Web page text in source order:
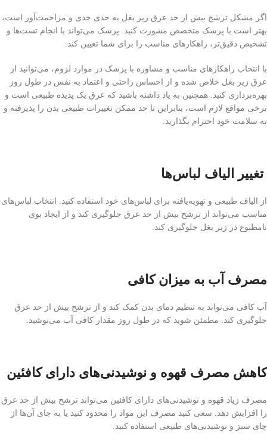
اگر مشکل ترشح بیش از حد عرق زیر بغل به حدی جدی و مزاحمت‌آور است،
بهتر است با پزشک متخصص مشورت کنید. پزشک می‌تواند با انجام تست‌ها و
تشخیص دقیق‌تر، راهکارهای مناسب را برای شما تعیین کند.
با انتخاب راهکارهای مناسب و مشاوره با پزشک در موارد لزوم، می‌توانید از
عرق زیر بغل خلاص شده و از احساس راحتی و اعتماد به نفس در طول روز
بهره‌برداری کنید. همچنین به یاد داشته باشید که عرق یک پدیده طبیعی است و
برخی مواقع لازم است، بنابراین تا حد ممکن تغییرات طبیعی بدن را پذیرفته و
به سلامت خود احترام بگذارید.
تغییر الیاف لباس‌ها
از الیاف طبیعی و تهویه‌یافته برای لباس‌های خود استفاده کنید. انتخاب لباس‌های
مناسب می‌تواند از ترشح بیش از حد عرق جلوگیری کند و از ایجاد بوی
نامطبوع در زیر بغل جلوگیری کند.
مصرف آب به میزان کافی
آب کافی می‌تواند به تنظیم دمای بدن کمک کند و از ترشح بیش از حد عرق
جلوگیری کند. مطمئن شوید که در طول روز مقدار کافی آب می‌نوشید.
کاهش مصرف قهوه و نوشیدنی‌های دارای کافئین
مصرف زیاد قهوه و نوشیدنی‌های دارای کافئین می‌تواند ترشح بیش از حد عرق
را افزایش دهد. سعی کنید مصرف این مواد را محدود کنید یا به جای آن‌ها از
چای سبز و نوشیدنی‌های طبیعی استفاده کنید.